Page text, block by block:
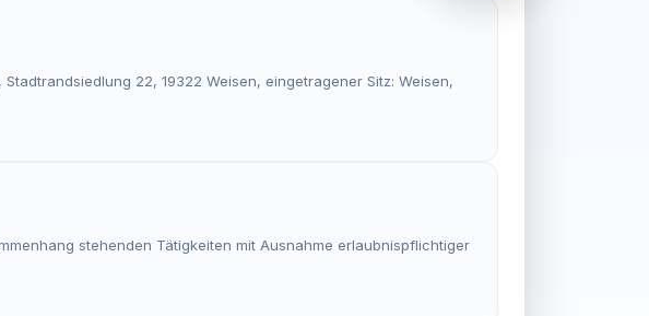
22, 19322 Weisen, eingetragener Sitz: Weisen,
stehenden Tätigkeiten mit Ausnahme erlaubnispflichtiger